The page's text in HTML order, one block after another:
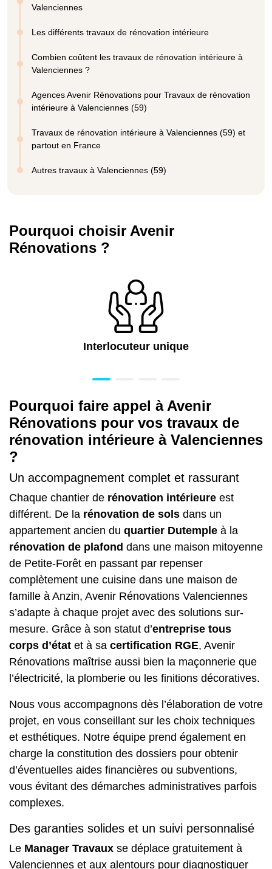
Valenciennes
Les différents travaux de rénovation intérieure
Combien coûtent les travaux de rénovation intérieure à
Valenciennes ?
Agences Avenir Rénovations pour Travaux de rénovation
intérieure à Valenciennes (59)
Travaux de rénovation intérieure à Valenciennes (59) et
partout en France
Autres travaux à Valenciennes (59)
Pourquoi choisir Avenir
Rénovations ?
Interlocuteur unique
Pourquoi faire appel à Avenir
Rénovations pour vos travaux de
rénovation intérieure à Valenciennes
?
Un accompagnement complet et rassurant
Chaque chantier de rénovation intérieure est
différent. De la rénovation de sols dans un
appartement ancien du quartier Dutemple à la
rénovation de plafond dans une maison mitoyenne
de Petite-Forêt en passant par repenser
complètement une cuisine dans une maison de
famille à Anzin, Avenir Rénovations Valenciennes
s’adapte à chaque projet avec des solutions sur-
mesure. Grâce à son statut d’entreprise tous
corps d’état et à sa certification RGE, Avenir
Rénovations maîtrise aussi bien la maçonnerie que
l’électricité, la plomberie ou les finitions décoratives.
Nous vous accompagnons dès l’élaboration de votre
projet, en vous conseillant sur les choix techniques
et esthétiques. Notre équipe prend également en
charge la constitution des dossiers pour obtenir
d’éventuelles aides financières ou subventions,
vous évitant des démarches administratives parfois
complexes.
Des garanties solides et un suivi personnalisé
Le Manager Travaux se déplace gratuitement à
Valenciennes et aux alentours pour diagnostiquer